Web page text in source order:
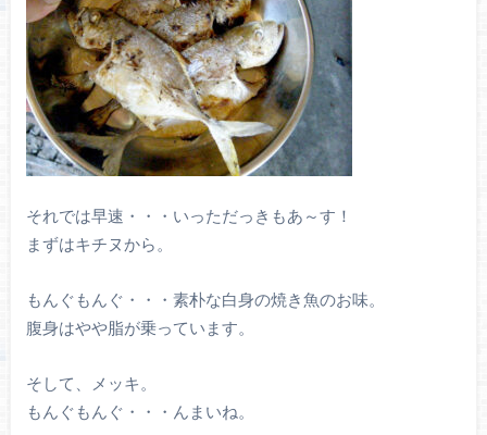
それでは早速・・・いっただっきもあ～す！
まずはキチヌから。
もんぐもんぐ・・・素朴な白身の焼き魚のお味。
腹身はやや脂が乗っています。
そして、メッキ。
もんぐもんぐ・・・んまいね。